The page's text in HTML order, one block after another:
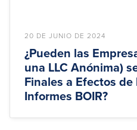
20 DE JUNIO DE 2024
¿Pueden las
una LLC Anónima)
Finales a Efectos
Informes BOIR?